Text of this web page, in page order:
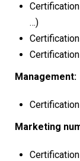
…)
Management:
Marketing